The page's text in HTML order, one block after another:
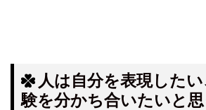
人は自分を表現した
験を分かち合いたいと